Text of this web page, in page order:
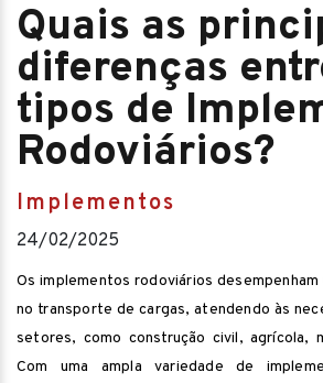
Quais as
diferenças
tipos de
Rodoviários?
Implementos
24/02/2025
Os implementos rodoviários
no transporte de cargas, atendendo às
setores, como construção civil, agrícola,
Com uma ampla variedade de